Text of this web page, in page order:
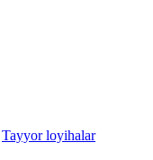
Tayyor loyihalar